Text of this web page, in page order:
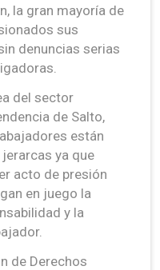
la gran mayoría de
sus
denuncias serias
del sector
de Salto,
están
ya que
acto de presión
en juego la
y la
de Derechos